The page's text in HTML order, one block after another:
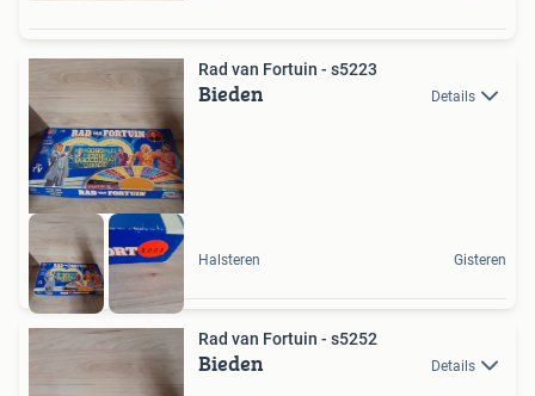
Rad van Fortuin - s5223
Bieden Details
Halsteren Gisteren
Rad van Fortuin - s5252
Bieden Details